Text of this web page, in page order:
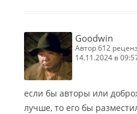
Goodwin
автор 612
14.11.2024 в
если бы авторы или
лучше, то его бы